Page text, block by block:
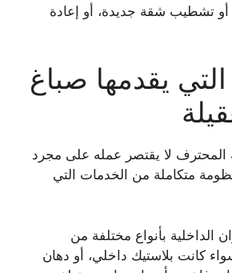
تشطيب شقة جديدة، أو إعادة
يقدمها صباغ
المحترف لا يقتصر عمله على مجرد
متكاملة من الخدمات التي
الداخلية بأنواع مختلفة من
كانت بلاستيك داخلي، أو دهان